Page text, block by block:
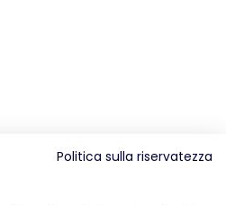
Politica sulla riservatezza